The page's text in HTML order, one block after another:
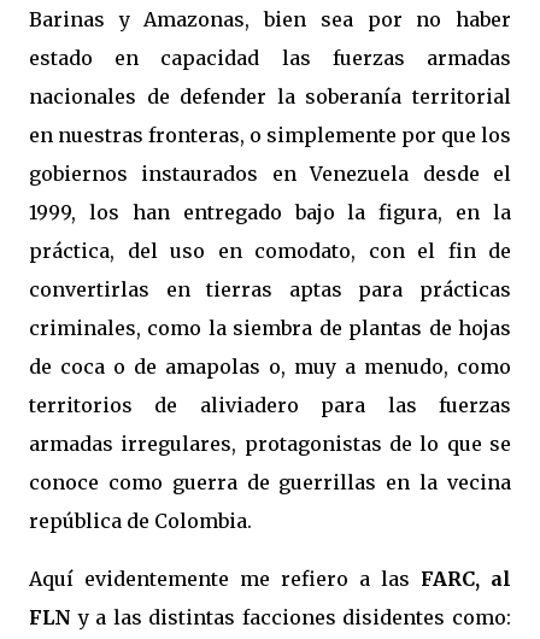
Barinas y Amazonas, bien sea por no haber
estado en capacidad las fuerzas armadas
nacionales de defender la soberanía territorial
en nuestras fronteras, o simplemente por que los
gobiernos instaurados en Venezuela desde el
1999, los han entregado bajo la figura, en la
práctica, del uso en comodato, con el fin de
convertirlas en tierras aptas para prácticas
criminales, como la siembra de plantas de hojas
de coca o de amapolas o, muy a menudo, como
territorios de aliviadero para las fuerzas
armadas irregulares, protagonistas de lo que se
conoce como guerra de guerrillas en la vecina
república de Colombia.
Aquí evidentemente me refiero a las FARC, al
FLN y a las distintas facciones disidentes como: